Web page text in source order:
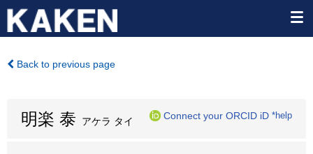
Back to previous page
明楽 泰 アケラ タイ
Connect your ORCID iD *help